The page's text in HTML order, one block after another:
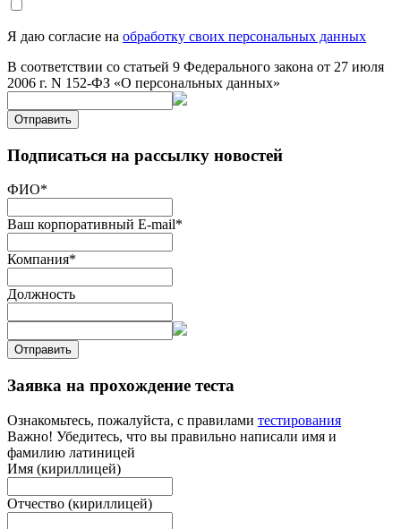
Я даю согласие на обработку своих персональных данных
В соответствии со статьей 9 Федерального закона от 27 июля
2006 г. N 152-ФЗ «О персональных данных»
Отправить
Подписаться на рассылку новостей
ФИО*
Ваш корпоративный E-mail*
Компания*
Должность
Отправить
Заявка на прохождение теста
Ознакомьтесь, пожалуйста, с правилами тестирования
Важно! Убедитесь, что вы правильно написали имя и
фамилию латиницей
Имя (кириллицей)
Отчество (кириллицей)